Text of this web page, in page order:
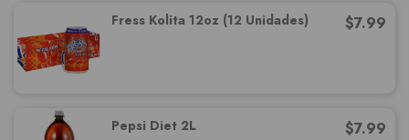
Fress Kolita 12oz (12 Unidades) $7.99
Pepsi Diet 2L $7.99